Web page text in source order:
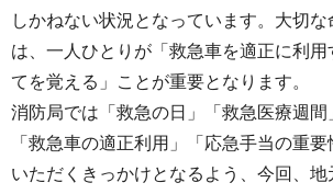
しかねない状況となっています。大切な
は、一人ひとりが「救急車を適正に利用
てを覚える」ことが重要となります。
消防局では「救急の日」「救急医療週間
「救急車の適正利用」「応急手当の重
いただくきっかけとなるよう、今回、地